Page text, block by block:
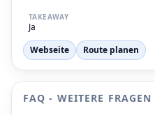
TAKEAWAY
Ja
Webseite
Route planen
FAQ - WEITERE